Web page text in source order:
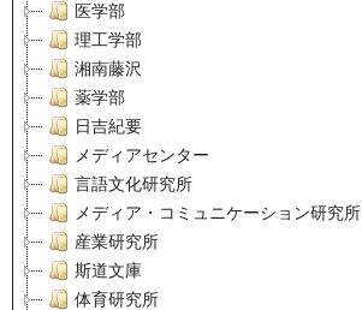
医学部
理工学部
湘南藤沢
薬学部
日吉紀要
メディアセンター
言語文化研究所
メディア・コミュニケーション研究所
産業研究所
斯道文庫
体育研究所